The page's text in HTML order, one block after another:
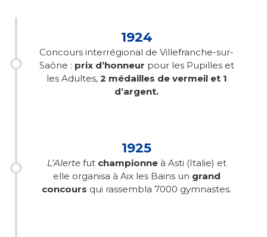
1924
Concours interrégional de Villefranche-sur-
Saône : prix d’honneur pour les Pupilles et
les Adultes, 2 médailles de vermeil et 1
d’argent.
1925
L’Alertefut championneà Asti (Italie) et
elle organisa à Aix les Bains un grand
concours qui rassembla 7000 gymnastes.